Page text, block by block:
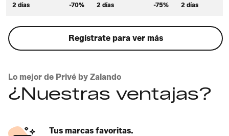
2 días -70% 2 días -75% 2 días
Regístrate para ver más
Lo mejor de Privé by Zalando
¿Nuestras ventajas?
Tus marcas favoritas.